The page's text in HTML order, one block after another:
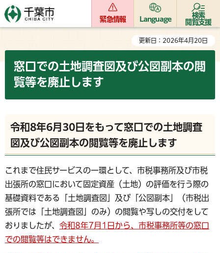
緊急情報 Language
検索
閲覧支援
更新日：2026年4月20日
窓口での土地調査図及び公図副本の閲
覧等を廃止します
令和8年6月30日をもって窓口での土地調査
図及び公図副本の閲覧等を廃止します
これまで住民サービスの一環として、市税事務所及び市税
出張所の窓口において固定資産（土地）の評価を行う際の
基礎資料である「土地調査図」及び「公図副本」（市税出
張所では「土地調査図」のみ）の閲覧や写しの交付をして
おりましたが、 令和8年7月1日から、市税事務所等の窓口
での閲覧等はできません。